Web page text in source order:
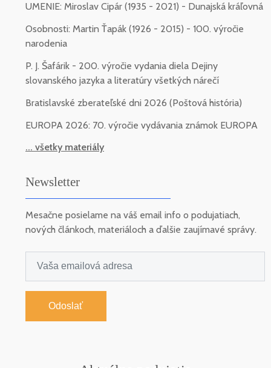
UMENIE: Miroslav Cipár (1935 - 2021) - Dunajská kráľovná
Osobnosti: Martin Ťapák (1926 - 2015) - 100. výročie
narodenia
P. J. Šafárik - 200. výročie vydania diela Dejiny
slovanského jazyka a literatúry všetkých nárečí
Bratislavské zberateľské dni 2026 (Poštová história)
EUROPA 2026: 70. výročie vydávania známok EUROPA
... všetky materiály
Newsletter
Mesačne posielame na váš email info o podujatiach,
nových článkoch, materiáloch a ďalšie zaujímavé správy.
Odoslať